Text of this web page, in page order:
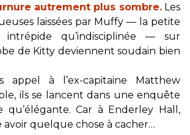
autrement plus sombre.Les
laissées par Muffy — la petite
intrépide qu’indisciplinée — sur
de Kitty deviennent soudain bien
appel à l’ex-capitaine Matthew
ils se lancent dans une enquête
qu’élégante. Car à Enderley Hall,
avoir quelque chose à cacher…